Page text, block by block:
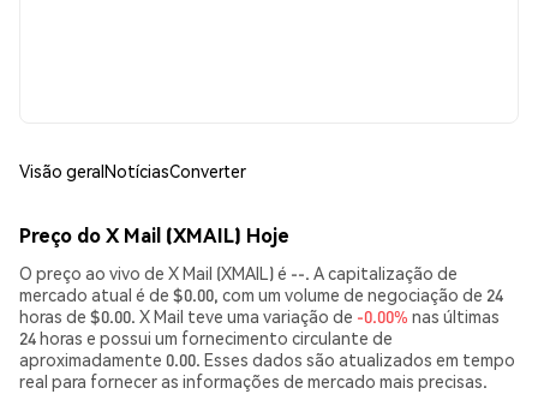
Visão geralNotíciasConverter
Preço do X Mail (XMAIL) Hoje
O preço ao vivo de X Mail (XMAIL) é --. A capitalização de
mercado atual é de $0.00, com um volume de negociação de 24
horas de $0.00. X Mail teve uma variação de -0.00% nas últimas
24 horas e possui um fornecimento circulante de
aproximadamente 0.00. Esses dados são atualizados em tempo
real para fornecer as informações de mercado mais precisas.